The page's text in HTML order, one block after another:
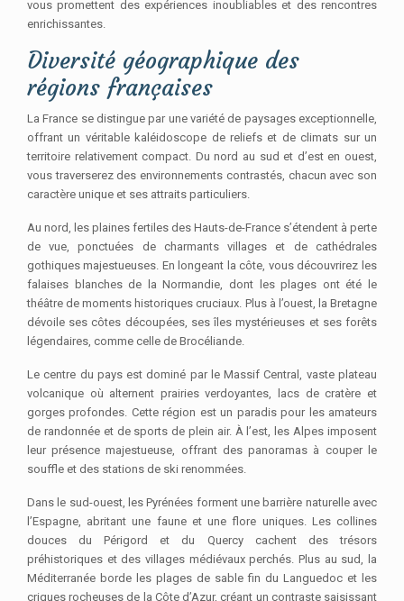
vous promettent des expériences inoubliables et des rencontres
enrichissantes.
Diversité géographique des
régions françaises
La France se distingue par une variété de paysages exceptionnelle,
offrant un véritable kaléidoscope de reliefs et de climats sur un
territoire relativement compact. Du nord au sud et d’est en ouest,
vous traverserez des environnements contrastés, chacun avec son
caractère unique et ses attraits particuliers.
Au nord, les plaines fertiles des Hauts-de-France s’étendent à perte
de vue, ponctuées de charmants villages et de cathédrales
gothiques majestueuses. En longeant la côte, vous découvrirez les
falaises blanches de la Normandie, dont les plages ont été le
théâtre de moments historiques cruciaux. Plus à l’ouest, la Bretagne
dévoile ses côtes découpées, ses îles mystérieuses et ses forêts
légendaires, comme celle de Brocéliande.
Le centre du pays est dominé par le Massif Central, vaste plateau
volcanique où alternent prairies verdoyantes, lacs de cratère et
gorges profondes. Cette région est un paradis pour les amateurs
de randonnée et de sports de plein air. À l’est, les Alpes imposent
leur présence majestueuse, offrant des panoramas à couper le
souffle et des stations de ski renommées.
Dans le sud-ouest, les Pyrénées forment une barrière naturelle avec
l’Espagne, abritant une faune et une flore uniques. Les collines
douces du Périgord et du Quercy cachent des trésors
préhistoriques et des villages médiévaux perchés. Plus au sud, la
Méditerranée borde les plages de sable fin du Languedoc et les
criques rocheuses de la Côte d’Azur, créant un contraste saisissant